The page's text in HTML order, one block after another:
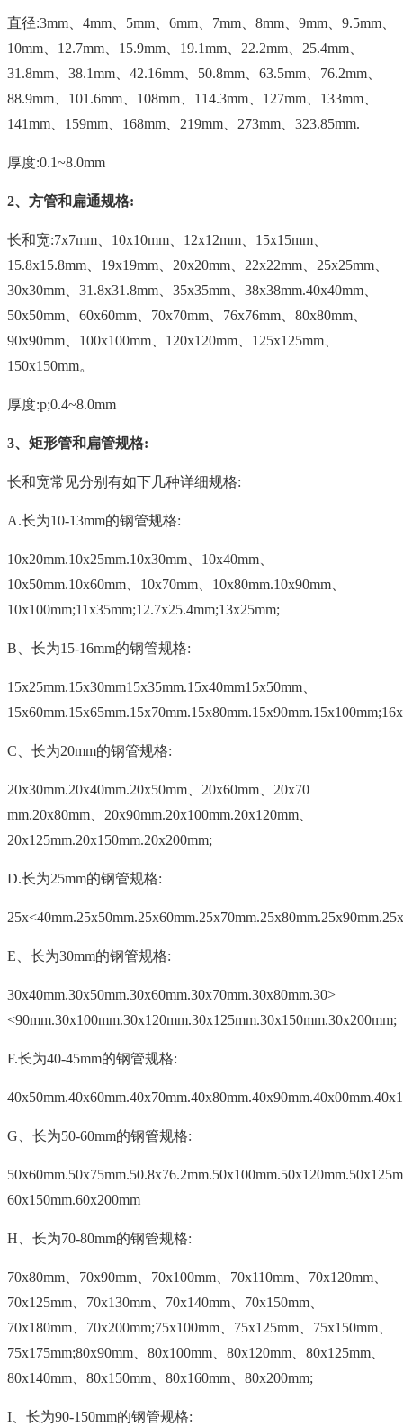
直径:3mm、4mm、5mm、6mm、7mm、8mm、9mm、9.5mm、
10mm、12.7mm、15.9mm、19.1mm、22.2mm、25.4mm、
31.8mm、38.1mm、42.16mm、50.8mm、63.5mm、76.2mm、
88.9mm、101.6mm、108mm、114.3mm、127mm、133mm、
141mm、159mm、168mm、219mm、273mm、323.85mm.
厚度:0.1~8.0mm
2、方管和扁通规格:
长和宽:7x7mm、10x10mm、12x12mm、15x15mm、
15.8x15.8mm、19x19mm、20x20mm、22x22mm、25x25mm、
30x30mm、31.8x31.8mm、35x35mm、38x38mm.40x40mm、
50x50mm、60x60mm、70x70mm、76x76mm、80x80mm、
90x90mm、100x100mm、120x120mm、125x125mm、
150x150mm。
厚度:p;0.4~8.0mm
3、矩形管和扁管规格:
长和宽常见分别有如下几种详细规格:
A.长为10-13mm的钢管规格:
10x20mm.10x25mm.10x30mm、10x40mm、
10x50mm.10x60mm、10x70mm、10x80mm.10x90mm、
10x100mm;11x35mm;12.7x25.4mm;13x25mm;
B、长为15-16mm的钢管规格:
15x25mm.15x30mm15x35mm.15x40mm15x50mm、
C、长为20mm的钢管规格:
20x30mm.20x40mm.20x50mm、20x60mm、20x70
mm.20x80mm、20x90mm.20x100mm.20x120mm、
20x125mm.20x150mm.20x200mm;
D.长为25mm的钢管规格:
E、长为30mm的钢管规格:
30x40mm.30x50mm.30x60mm.30x70mm.30x80mm.30>
<90mm.30x100mm.30x120mm.30x125mm.30x150mm.30x200mm;
F.长为40-45mm的钢管规格:
G、长为50-60mm的钢管规格:
60x150mm.60x200mm
H、长为70-80mm的钢管规格:
70x80mm、70x90mm、70x100mm、70x110mm、70x120mm、
70x125mm、70x130mm、70x140mm、70x150mm、
70x180mm、70x200mm;75x100mm、75x125mm、75x150mm、
75x175mm;80x90mm、80x100mm、80x120mm、80x125mm、
80x140mm、80x150mm、80x160mm、80x200mm;
I、长为90-150mm的钢管规格: